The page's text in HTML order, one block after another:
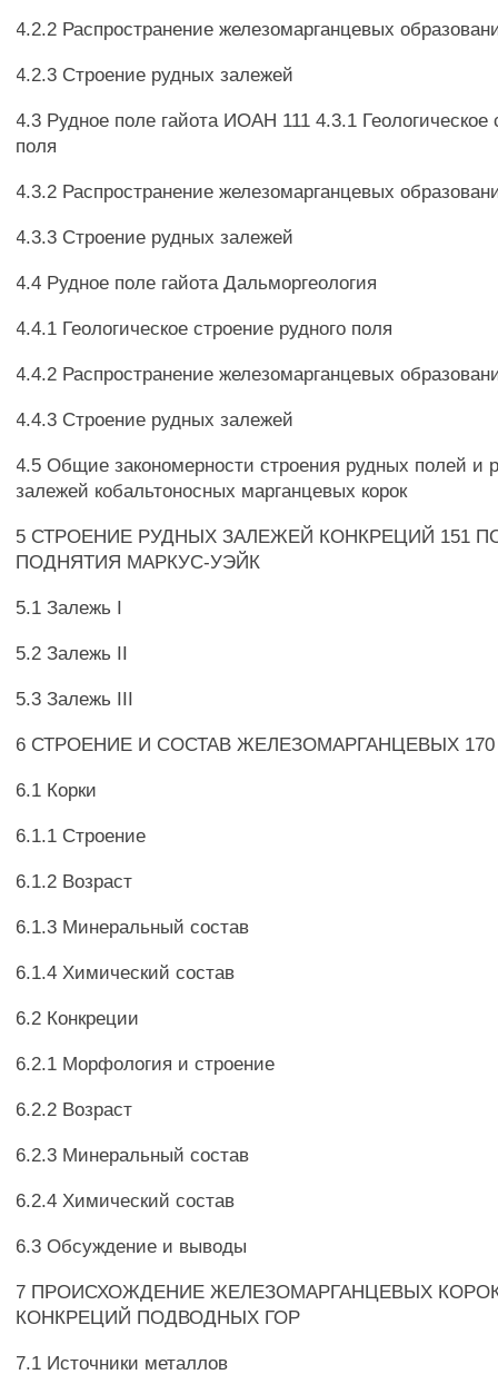
4.2.2 Распространение железомарганцевых
4.2.3 Строение рудных залежей
4.3 Рудное поле гайота ИОАН 111 4.3.1 Геологическое
поля
4.3.2 Распространение железомарганцевых
4.3.3 Строение рудных залежей
4.4 Рудное поле гайота Дальморгеология
4.4.1 Геологическое строение рудного поля
4.4.2 Распространение железомарганцевых
4.4.3 Строение рудных залежей
4.5 Общие закономерности строения рудных полей и
залежей кобальтоносных марганцевых корок
5 СТРОЕНИЕ РУДНЫХ ЗАЛЕЖЕЙ КОНКРЕЦИЙ 151
ПОДНЯТИЯ МАРКУС-УЭЙК
5.1 Залежь I
5.2 Залежь II
5.3 Залежь III
6 СТРОЕНИЕ И СОСТАВ ЖЕЛЕЗОМАРГАНЦЕВЫХ
6.1 Корки
6.1.1 Строение
6.1.2 Возраст
6.1.3 Минеральный состав
6.1.4 Химический состав
6.2 Конкреции
6.2.1 Морфология и строение
6.2.2 Возраст
6.2.3 Минеральный состав
6.2.4 Химический состав
6.3 Обсуждение и выводы
7 ПРОИСХОЖДЕНИЕ ЖЕЛЕЗОМАРГАНЦЕВЫХ КОРОК
КОНКРЕЦИЙ ПОДВОДНЫХ ГОР
7.1 Источники металлов